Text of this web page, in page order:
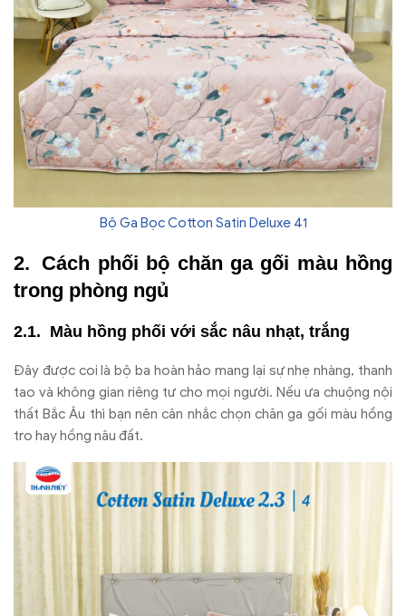
Bộ Ga Bọc Cotton Satin Deluxe 41
Cách phối bộ chăn ga gối màu hồng
trong phòng ngủ
Màu hồng phối với sắc nâu nhạt, trắng
Đây được coi là bộ ba hoàn hảo mang lại sự nhẹ nhàng, thanh
tao và không gian riêng tư cho mọi người. Nếu ưa chuộng nội
thất Bắc Âu thì bạn nên cân nhắc chọn chăn ga gối màu hồng
tro hay hồng nâu đất.